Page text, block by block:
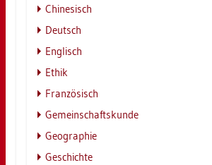
Chi­ne­sisch
Deutsch
Eng­lisch
Ethik
Fran­zö­sisch
Ge­mein­schafts­kun­de
Geo­gra­phie
Ge­schich­te